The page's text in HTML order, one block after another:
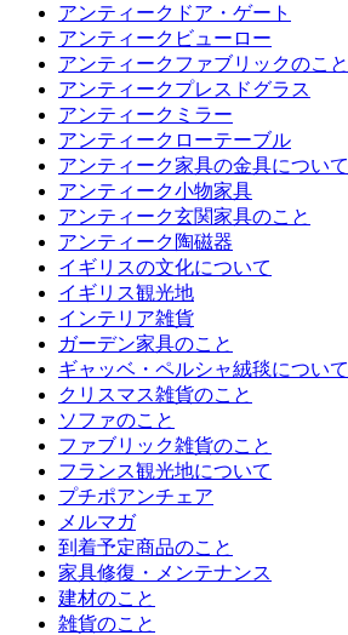
アンティークドア・ゲート
アンティークビューロー
アンティークファブリックのこと
アンティークプレスドグラス
アンティークミラー
アンティークローテーブル
アンティーク家具の金具について
アンティーク小物家具
アンティーク玄関家具のこと
アンティーク陶磁器
イギリスの文化について
イギリス観光地
インテリア雑貨
ガーデン家具のこと
ギャッベ・ペルシャ絨毯について
クリスマス雑貨のこと
ソファのこと
ファブリック雑貨のこと
フランス観光地について
プチポアンチェア
メルマガ
到着予定商品のこと
家具修復・メンテナンス
建材のこと
雑貨のこと